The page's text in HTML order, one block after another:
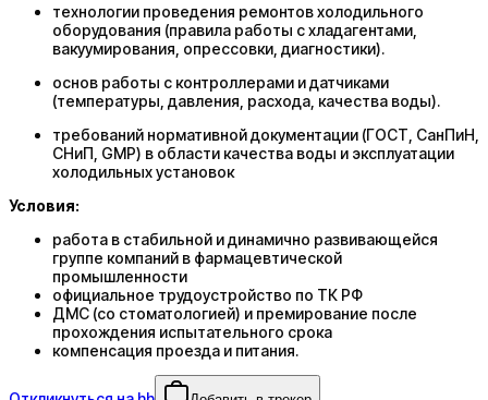
технологии проведения ремонтов холодильного
оборудования (правила работы с хладагентами,
вакуумирования, опрессовки, диагностики).
основ работы с контроллерами и датчиками
(температуры, давления, расхода, качества воды).
требований нормативной документации (ГОСТ, СанПиН,
СНиП, GMP) в области качества воды и эксплуатации
холодильных установок
Условия:
работа в стабильной и динамично развивающейся
группе компаний в фармацевтической
промышленности
официальное трудоустройство по ТК РФ
ДМС (со стоматологией) и премирование после
прохождения испытательного срока
компенсация проезда и питания.